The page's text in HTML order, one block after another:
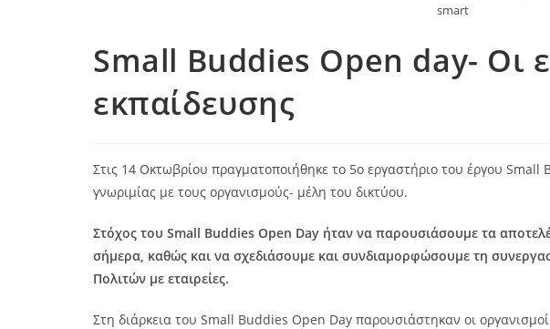
smart
Small Buddies Open day- Οι
εκπαίδευσης
Στις 14 Οκτωβρίου πραγματοποιήθηκε το 5ο εργαστήριο του έργου
γνωριμίας με τους οργανισμούς- μέλη του δικτύου.
Στόχος του Small Buddies Open Day ήταν να παρουσιάσουμε τα
σήμερα, καθώς και να σχεδιάσουμε και συνδιαμορφώσουμε τη
Πολιτών με εταιρείες.
Στη διάρκεια του Small Buddies Open Day παρουσιάστηκαν οι